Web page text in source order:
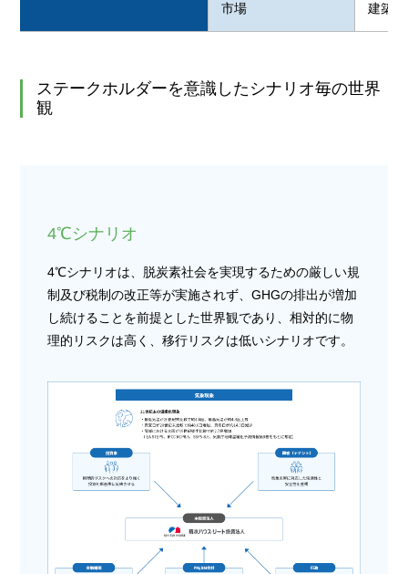
市場 建築
ステークホルダーを意識したシナリオ毎の世界
観
4℃シナリオ
4℃シナリオは、脱炭素社会を実現するための厳しい規
制及び税制の改正等が実施されず、GHGの排出が増加
し続けることを前提とした世界観であり、相対的に物
理的リスクは高く、移行リスクは低いシナリオです。